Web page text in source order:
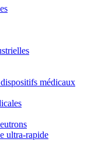
médicaux
ultra-rapide